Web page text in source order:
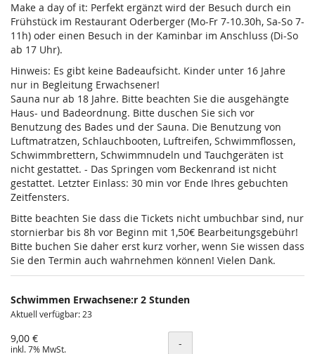
Make a day of it: Perfekt ergänzt wird der Besuch durch ein
Frühstück im Restaurant Oderberger (Mo-Fr 7-10.30h, Sa-So 7-
11h) oder einen Besuch in der Kaminbar im Anschluss (Di-So
ab 17 Uhr).
Hinweis: Es gibt keine Badeaufsicht. Kinder unter 16 Jahre
nur in Begleitung Erwachsener!
Sauna nur ab 18 Jahre. Bitte beachten Sie die ausgehängte
Haus- und Badeordnung. Bitte duschen Sie sich vor
Benutzung des Bades und der Sauna. Die Benutzung von
Luftmatratzen, Schlauchbooten, Luftreifen, Schwimmflossen,
Schwimmbrettern, Schwimmnudeln und Tauchgeräten ist
nicht gestattet. - Das Springen vom Beckenrand ist nicht
gestattet. Letzter Einlass: 30 min vor Ende Ihres gebuchten
Zeitfensters.
Bitte beachten Sie dass die Tickets nicht umbuchbar sind, nur
stornierbar bis 8h vor Beginn mit 1,50€ Bearbeitungsgebühr!
Bitte buchen Sie daher erst kurz vorher, wenn Sie wissen dass
Sie den Termin auch wahrnehmen können! Vielen Dank.
Schwimmen Erwachsene:r 2 Stunden
Aktuell verfügbar: 23
9,00 €
inkl. 7% MwSt. Menge
-